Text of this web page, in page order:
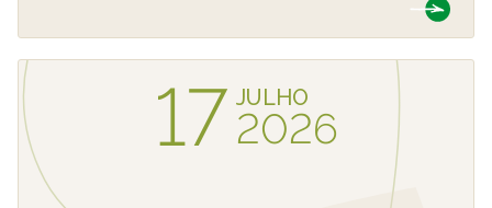
17 JULHO
2026